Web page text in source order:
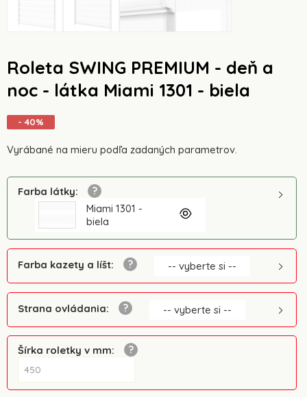
Roleta SWING PREMIUM - deň a
noc - látka Miami 1301 - biela
- 40%
Vyrábané na mieru podľa zadaných parametrov.
Farba látky:
Miami 1301 -
biela
Farba kazety a líšt: -- vyberte si --
Strana ovládania: -- vyberte si --
Šírka roletky v mm: